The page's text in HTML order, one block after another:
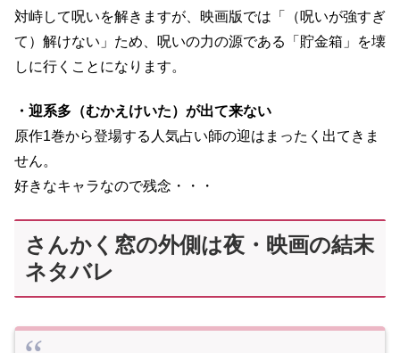
対峙して呪いを解きますが、映画版では「（呪いが強すぎ
て）解けない」ため、呪いの力の源である「貯金箱」を壊
しに行くことになります。
・迎系多（むかえけいた）が出て来ない
原作1巻から登場する人気占い師の迎はまったく出てきま
せん。
好きなキャラなので残念・・・
さんかく窓の外側は夜・映画の結末
ネタバレ